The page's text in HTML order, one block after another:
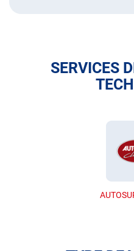
SERVICES